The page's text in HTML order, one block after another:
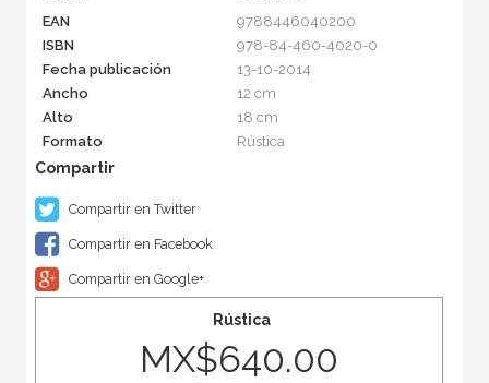
EAN
9788446040200
ISBN
978-84-460-4020-0
Fecha publicación
13-10-2014
Ancho
12 cm
Alto
18 cm
Formato
Rústica
Compartir en Twitter
Compartir en Facebook
Compartir en Google+
Rústica
MX$640.00